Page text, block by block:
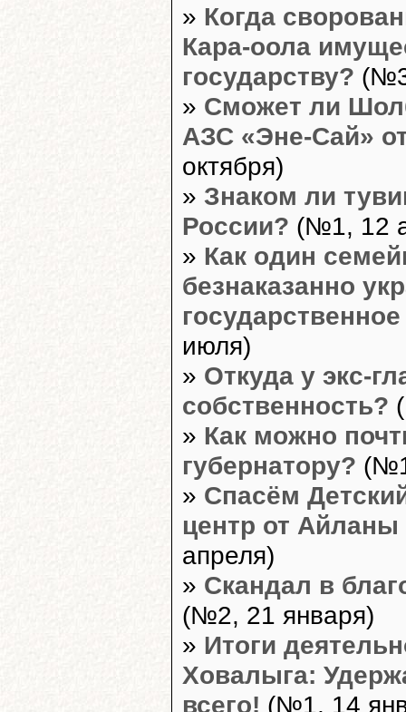
» Когда
Кара-оола
государству?
» Сможет ли
АЗС «Эне-Сай»
октября)
» Знаком ли
России? (№1, 12
» Как один
безнаказанно
июля)
» Откуда у экс-
собственность?
» Как можно
губернатору?
» Спасём
центр от
апреля)
» Скандал в
(№2, 21 января)
» Итоги
Ховалыга:
всего! (№1, 14